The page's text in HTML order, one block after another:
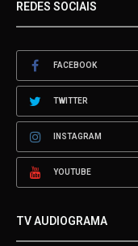
REDES SOCIAIS
FACEBOOK
TWITTER
INSTAGRAM
YOUTUBE
TV AUDIOGRAMA